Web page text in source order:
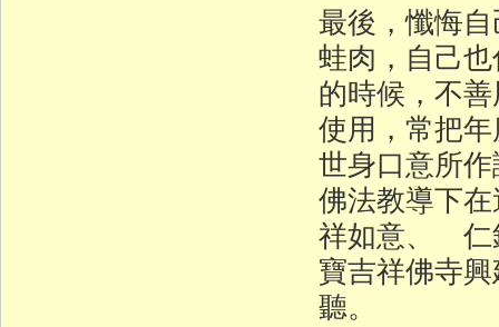
最後，懺悔
蛙肉，自己
的時候，不
使用，常把
世身口意所
佛法教導下
祥如意、 仁
寶吉祥佛寺
聽。